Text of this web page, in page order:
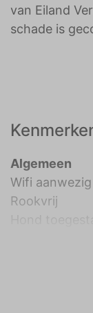
van Eiland
schade is
Algemeen
Wifi aanwezig
Rookvrij